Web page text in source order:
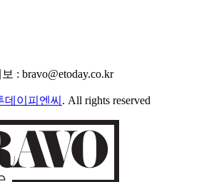
: bravo@etoday.co.kr
데이피엔씨 . All rights reserved